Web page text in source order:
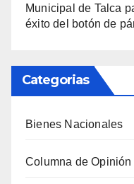
Municipal de Talca
éxito del botón de
Categorias
Bienes Nacionales
Columna de Opinión